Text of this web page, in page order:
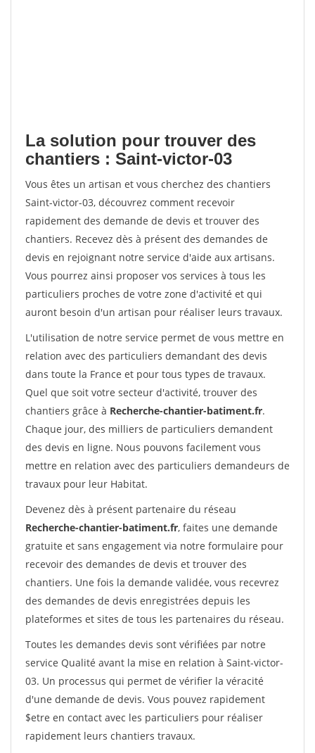
La solution pour trouver des
chantiers : Saint-victor-03
Vous êtes un artisan et vous cherchez des chantiers
Saint-victor-03, découvrez comment recevoir
rapidement des demande de devis et trouver des
chantiers. Recevez dès à présent des demandes de
devis en rejoignant notre service d'aide aux artisans.
Vous pourrez ainsi proposer vos services à tous les
particuliers proches de votre zone d'activité et qui
auront besoin d'un artisan pour réaliser leurs travaux.
L'utilisation de notre service permet de vous mettre en
relation avec des particuliers demandant des devis
dans toute la France et pour tous types de travaux.
Quel que soit votre secteur d'activité, trouver des
chantiers grâce à Recherche-chantier-batiment.fr.
Chaque jour, des milliers de particuliers demandent
des devis en ligne. Nous pouvons facilement vous
mettre en relation avec des particuliers demandeurs de
travaux pour leur Habitat.
Devenez dès à présent partenaire du réseau
Recherche-chantier-batiment.fr, faites une demande
gratuite et sans engagement via notre formulaire pour
recevoir des demandes de devis et trouver des
chantiers. Une fois la demande validée, vous recevrez
des demandes de devis enregistrées depuis les
plateformes et sites de tous les partenaires du réseau.
Toutes les demandes devis sont vérifiées par notre
service Qualité avant la mise en relation à Saint-victor-
03. Un processus qui permet de vérifier la véracité
d'une demande de devis. Vous pouvez rapidement
$etre en contact avec les particuliers pour réaliser
rapidement leurs chantiers travaux.